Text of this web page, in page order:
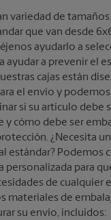
variedad de tamaños
que van desde
ayudarlo a
ayudar a prevenir el
cajas están
el envío y podemos
si su artículo debe
y cómo debe ser
¿Necesita un
estándar? Podemos
personalizada para
de cualquier
materiales de
su envío, incluidos: